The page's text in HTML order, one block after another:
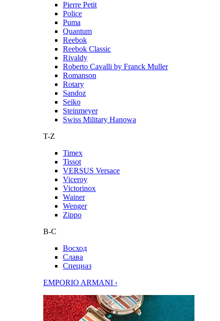
Pierre Petit
Police
Puma
Quantum
Reebok
Reebok Classic
Rivaldy
Roberto Cavalli by Franck Muller
Romanson
Rotary
Sandoz
Seiko
Steinmeyer
Swiss Military Hanowa
T-Z
Timex
Tissot
VERSUS Versace
Viceroy
Victorinox
Wainer
Wenger
Zippo
В-С
Восход
Слава
Спецназ
EMPORIO ARMANI ›